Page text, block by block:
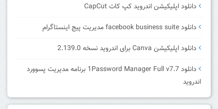
دانلود اپلیکیشن اندروید کپ کات CapCut
دانلود facebook business suite مدیریت پیج اینستاگرام
دانلود اپلیکیشن Canva برای اندروید نسخه 2.139.0
دانلود 1Password Manager Full v7.7 برنامه مدیریت پسوورد
اندروید